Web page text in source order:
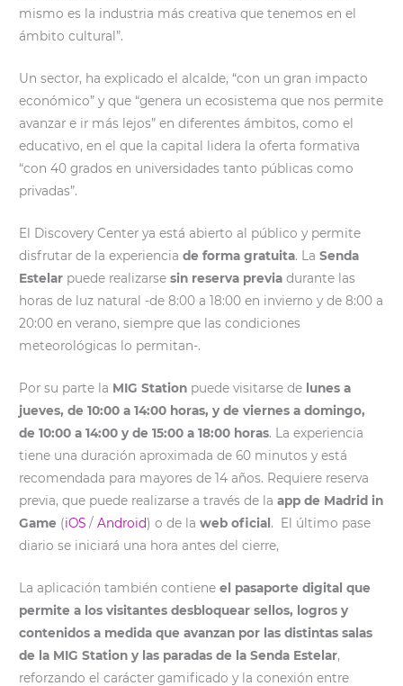
mismo es la industria más creativa que tenemos en el
ámbito cultural”.
Un sector, ha explicado el alcalde, “con un gran impacto
económico” y que “genera un ecosistema que nos permite
avanzar e ir más lejos” en diferentes ámbitos, como el
educativo, en el que la capital lidera la oferta formativa
“con 40 grados en universidades tanto públicas como
privadas”.
El Discovery Center ya está abierto al público y permite
disfrutar de la experienciade forma gratuita. LaSenda
Estelar puede realizarsesin reserva previa durante las
horas de luz natural -de 8:00 a 18:00 en invierno y de 8:00 a
20:00 en verano, siempre que las condiciones
meteorológicas lo permitan-.
Por su parte la MIG Station puede visitarse de lunes a
jueves, de 10:00 a 14:00 horas, y de viernes a domingo,
de 10:00 a 14:00 y de 15:00 a 18:00 horas. La experiencia
tiene una duración aproximada de 60 minutos y está
recomendada para mayores de 14 años. Requiere reserva
previa, que puede realizarse a través de laapp de Madrid in
Game (iOS /Android) o de laweb oficial . El último pase
diario se iniciará una hora antes del cierre,
La aplicación también contiene el pasaporte digital que
permite a los visitantes desbloquear sellos, logros y
contenidos a medida que avanzan por las distintas salas
de la MIG Station y las paradas de la Senda Estelar,
reforzando el carácter gamificado y la conexión entre